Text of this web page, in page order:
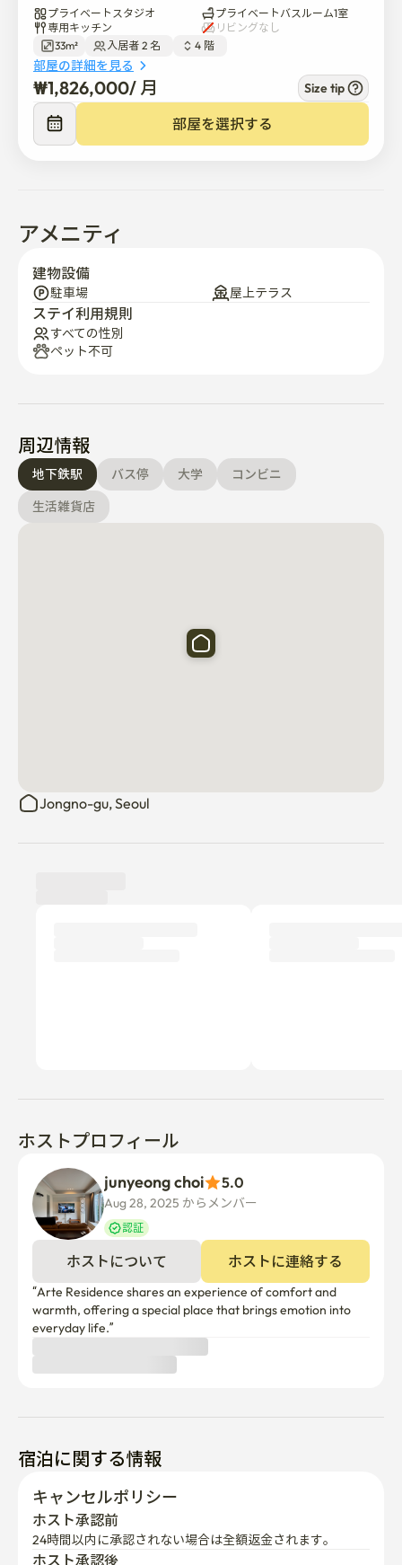
プライベートスタジオ
プライベートバスルーム1室
専用キッチン
リビングなし
33m²
入居者 2 名 4 階
部屋の詳細を見る
₩1,826,000/ 月 Size tip
部屋を選択する
アメニティ
建物設備
駐車場 屋上テラス
ステイ利用規則
すべての性別
ペット不可
周辺情報
地下鉄駅 バス停 大学
コンビニ
生活雑貨店
Jongno-gu, Seoul
ホストプロフィール
junyeong choi 5.0
Aug 28, 2025 からメンバー
認証
ホストについて ホストに連絡する
“Arte Residence shares an experience of comfort and
warmth, offering a special place that brings emotion into
宿泊に関する情報
キャンセルポリシー
ホスト承認前
24時間以内に承認されない場合は全額返金されます。
ホスト承認後